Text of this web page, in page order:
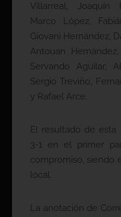
Villarreal, Joaquín
Marco López,
Giovani Hernández,
Antouan
Servando Aguilar,
Sergio Treviño,
y Rafael Arce.
El resultado de
3-1 en el primer
compromiso, siendo
local.
La anotación de